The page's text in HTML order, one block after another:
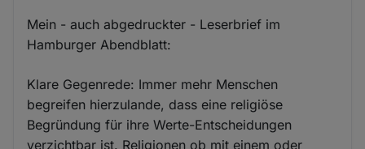
Mein - auch abgedruckter - Leserbrief im
Hamburger Abendblatt:
Klare Gegenrede: Immer mehr Menschen
begreifen hierzulande, dass eine religiöse
Begründung für ihre Werte-Entscheidungen
verzichtbar ist. Religionen ob mit einem oder